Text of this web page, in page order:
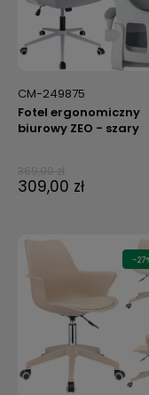
CM-249875
Fotel ergonomiczny
biurowy ZEO - szary
309,00 zł
-